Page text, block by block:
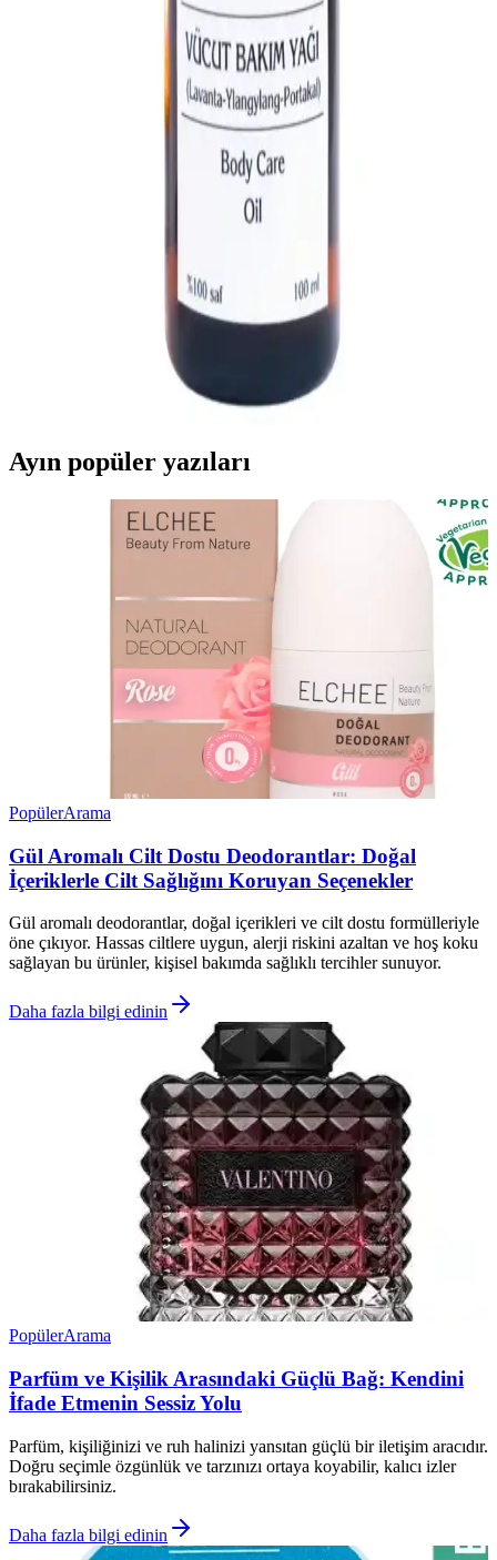
Sağlıklı Diş ve Diş Eti Bakımı
Doğal ağız bakım macunları, bitkisel özler ve antiseptik maddelerle
diş ve diş eti sağlığını koruyan güvenli alternatifler sunar, kimyasal
içeriklere göre avantaj sağlar.
Bioxcin ve Arap Makyajı: Farklı Amaçlar İçin
Güzellik ve Bakım İpuçları
Bioxcin saç bakım ürünleri saç dökülmesini önlerken, Arap makyajı
yüz hatlarını belirginleştirir. Her ikisi de kişisel bakım ve güzellik
rutininizin önemli parçalarıdır.
Doğal İçerikli Bakım Yağları: Cilt ve Saç Sağlığını
Destekleyen En İyi Seçenekler
Doğal içerikli bakım yağları, kimyasal olmadan cilt ve saç sağlığını
destekler. Argan, jojoba ve hindistan cevizi yağı gibi ürünler, düzenli
kullanımda parlaklık ve sağlık sağlar.
Ayın popüler yazıları
PopülerArama
Gül Aromalı Cilt Dostu Deodorantlar: Doğal
İçeriklerle Cilt Sağlığını Koruyan Seçenekler
Gül aromalı deodorantlar, doğal içerikleri ve cilt dostu formülleriyle
öne çıkıyor. Hassas ciltlere uygun, alerji riskini azaltan ve hoş koku
sağlayan bu ürünler, kişisel bakımda sağlıklı tercihler sunuyor.
Daha fazla bilgi edinin
PopülerArama
Parfüm ve Kişilik Arasındaki Güçlü Bağ: Kendini
İfade Etmenin Sessiz Yolu
Parfüm, kişiliğinizi ve ruh halinizi yansıtan güçlü bir iletişim aracıdır.
Doğru seçimle özgünlük ve tarzınızı ortaya koyabilir, kalıcı izler
bırakabilirsiniz.
Daha fazla bilgi edinin